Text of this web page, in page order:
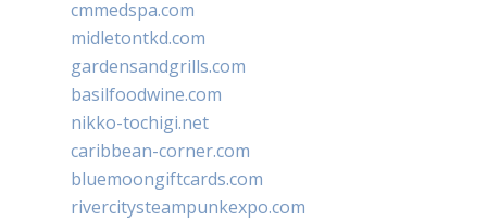
cmmedspa.com
midletontkd.com
gardensandgrills.com
basilfoodwine.com
nikko-tochigi.net
caribbean-corner.com
bluemoongiftcards.com
rivercitysteampunkexpo.com